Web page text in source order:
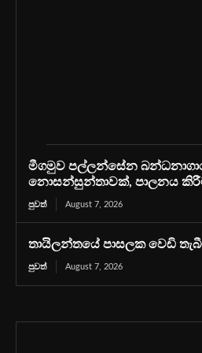
මීගමුව පල්ලන්සේන
නොසන්සුන්තාවක්, පාලනය
පුවත් August 7, 2026
තායිලන්තයේ පාසලක වෙඩි
පුවත් August 7, 2026